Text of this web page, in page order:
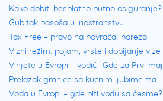
Kako dobiti besplatno putno osiguranje?
Gubitak pasoša u inostranstvu
Tax Free – pravo na povraćaj poreza
Vizni režim: pojam, vrste i dobijanje vize
Vinjete u Evropi – vodič Gde za Prvi maj
Prelazak granice sa kućnim ljubimcima
Voda u Evropi – gde piti vodu sa česme?